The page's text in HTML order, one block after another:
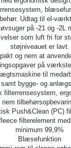
Udtag til el-
på -21 og -2L
som luft fri for
støjniveauet er lavt.
og nem at
på
til
samt bygge- og
filterrensesystem,
nem
Push&Clean (PC)
filterelement
minimum 99,9%
Blæsefunktion